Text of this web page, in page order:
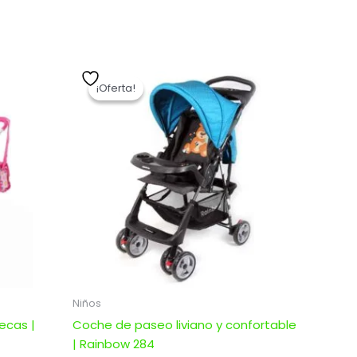
|
¡Oferta!
¡Oferta!
Niños
Coche de paseo liviano y confortable
| Rainbow 284
precio
original
era:
$ 7.078,00.
precio
actual
es:
$ 5.662,40.